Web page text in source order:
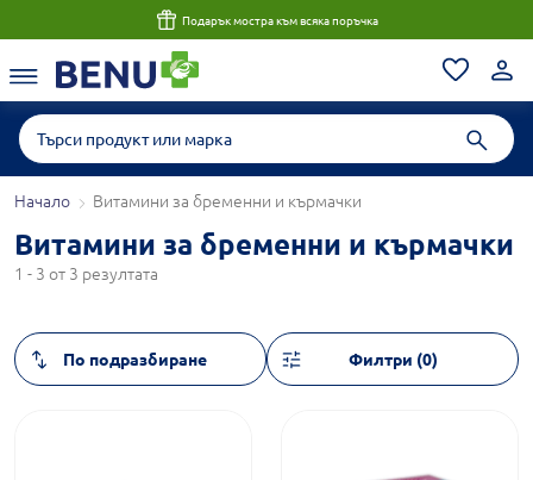
Подарък мостра към всяка поръчка
Начало Витамини за бременни и кърмачки
Витамини за бременни и кърмачки
1 - 3 от 3 резултата
Филтри (0)